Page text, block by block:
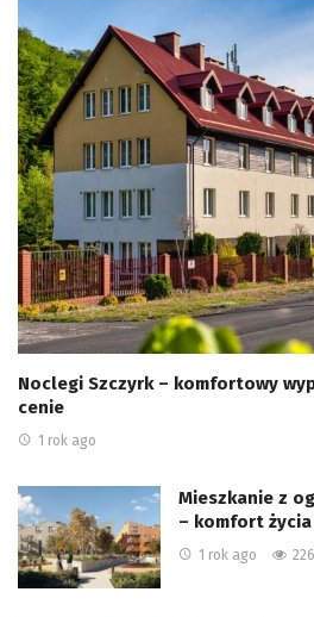
Noclegi Szczyrk – komfortowy
cenie
1 rok ago
Mieszkanie z
– komfort
1 rok ago 226